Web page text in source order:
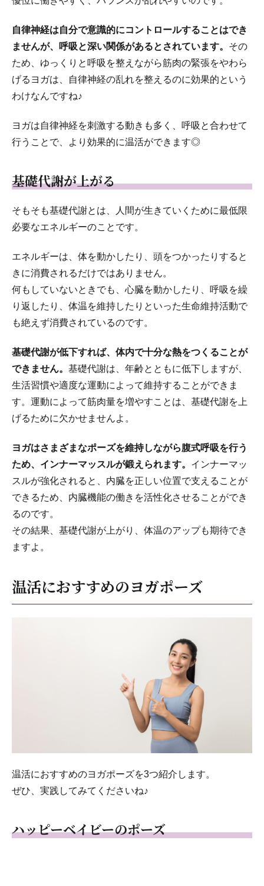
自律神経は自分で意識的にコントロールすることはでき
ませんが、呼吸と深い関係があるとされています。 その
ため、ゆっくりと呼吸を整えながら筋肉の緊張をやわら
げるヨガは、自律神経の乱れを整えるのに効果的という
わけなんですね♪
ヨガは自律神経を刺激する動きも多く、呼吸と合わせて
行うことで、より効果的に温活ができます◎
基礎代謝が上がる
そもそも基礎代謝とは、人間が生きていくために最低限
必要なエネルギーのことです。
エネルギーは、体を動かしたり、頭をつかったりすると
きに消費されるだけではありません。
何もしていないときでも、心臓を動かしたり、呼吸を繰
り返したり、体温を維持したりといった生命維持活動で
も絶えず消費されているのです。
基礎代謝が低下すれば、体内で十分な熱をつくることが
できません。 基礎代謝は、年齢とともに低下しますが、
生活習慣や適度な運動によって維持することができま
す。運動によって筋肉量を増やすことは、基礎代謝を上
げるために欠かせませんよ。
ヨガはさまざまなポーズを維持しながら腹式呼吸を行う
ため、インナーマッスルが鍛えられます。 インナーマッ
スルが強化されると、内臓を正しい位置で支えることが
できるため、内臓機能の働きを活性化させることができ
るのです。
その結果、基礎代謝が上がり、体温のアップも期待でき
ますよ。
温活におすすめのヨガポーズ
温活におすすめのヨガポーズを3つ紹介します。
ぜひ、実践してみてくださいね♪
ハッピーベイビーのポーズ